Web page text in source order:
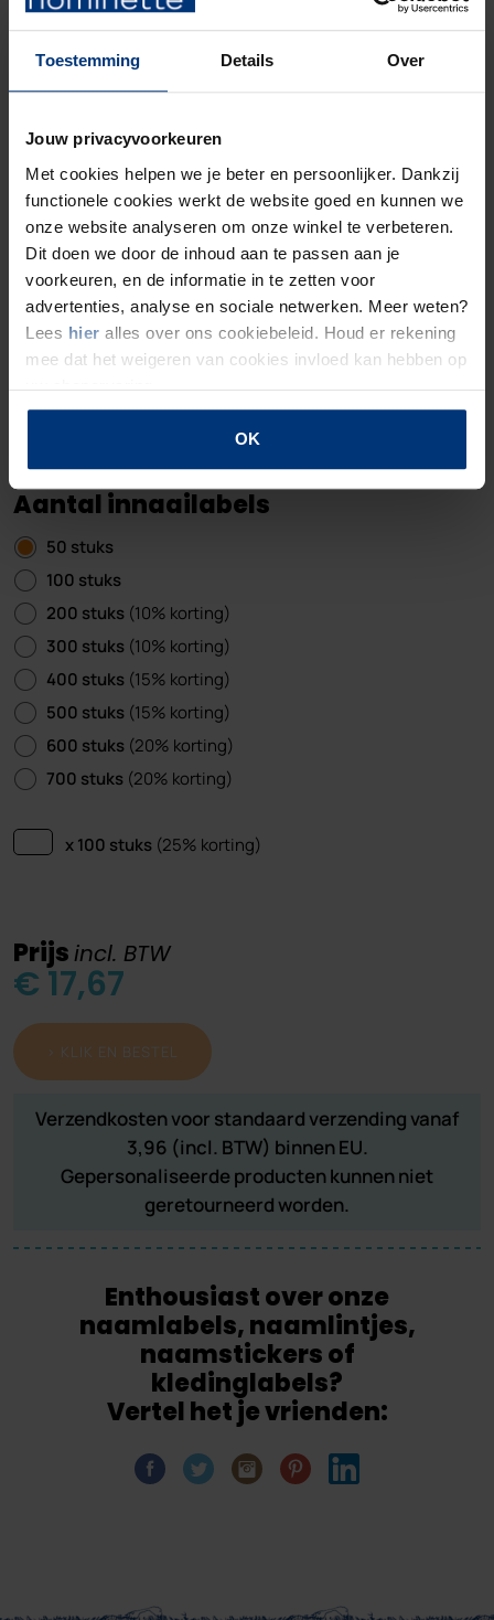
Toestemming Details Over
Jouw privacyvoorkeuren
Met cookies helpen we je beter en persoonlijker. Dankzij
functionele cookies werkt de website goed en kunnen we
onze website analyseren om onze winkel te verbeteren.
Dit doen we door de inhoud aan te passen aan je
voorkeuren, en de informatie in te zetten voor
advertenties, analyse en sociale netwerken. Meer weten?
Lees hier alles over ons cookiebeleid. Houd er rekening
mee dat het weigeren van cookies invloed kan hebben op
uw shopervaring.
OK
donker óf een lichte ondergrond.
voorbeeld verpakking lichte kleurcombinatie
C C C C C
C C C C C
Aantal innaailabels
50 stuks
100 stuks
200 stuks (10% korting)
300 stuks (10% korting)
400 stuks (15% korting)
500 stuks (15% korting)
600 stuks (20% korting)
700 stuks (20% korting)
x 100 stuks (25% korting)
Prijsincl. BTW
€ 17,67
> KLIK EN BESTEL
Verzendkosten voor standaard verzending vanaf
3,96 (incl. BTW) binnen EU.
Gepersonaliseerde producten kunnen niet
geretourneerd worden.
Enthousiast over onze
naamlabels, naamlintjes,
naamstickers of
kledinglabels?
Vertel het je vrienden: